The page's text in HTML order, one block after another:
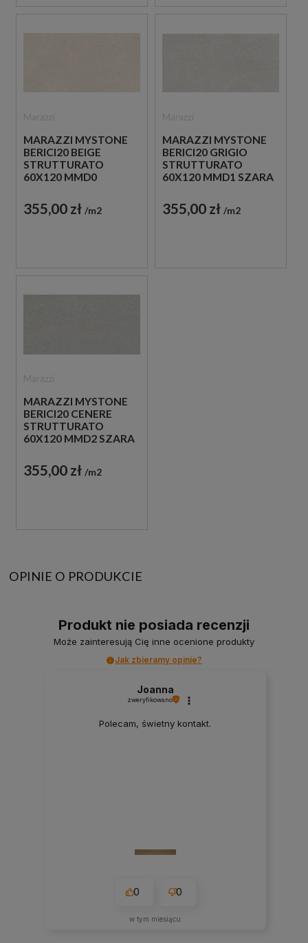
MARAZZI MYSTONE
BERICI20 BEIGE
STRUTTURATO
60X120 MMD0
TARASOWA 20 MM
355,00 zł m2
MARAZZI MYSTONE
BERICI20 GRIGIO
STRUTTURATO
60X120 MMD1 SZARA
20 MM
355,00 zł m2
MARAZZI MYSTONE
BERICI20 CENERE
STRUTTURATO
60X120 MMD2 SZARA
20 MM
355,00 zł m2
OPINIE O PRODUKCIE
Produkt nie posiada recenzji
Może zainteresują Cię inne ocenione produkty
Jak zbieramy opinie?
Joanna
zweryfikowano
Polecam, świetny kontakt.
0 0
w tym miesiącu